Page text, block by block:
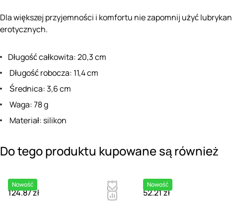
Dla większej przyjemności i komfortu nie zapomnij użyć
erotycznych.
Długość całkowita: 20,3 cm
Długość robocza: 11,4 cm
Średnica: 3,6 cm
Waga: 78 g
Materiał: silikon
Do tego produktu kupowane są również
Nowość
124.87 zł
Nowość
52.21 zł